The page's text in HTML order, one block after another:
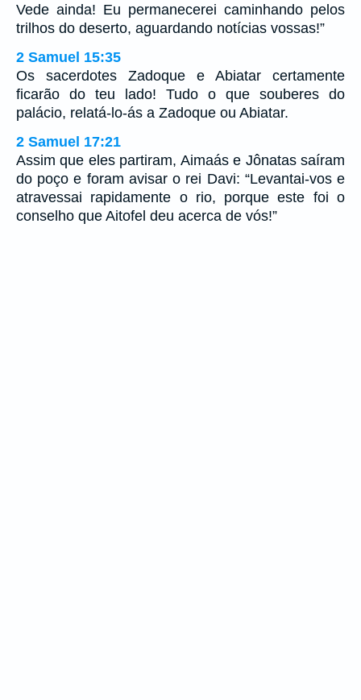
Vede ainda! Eu permanecerei caminhando pelos
trilhos do deserto, aguardando notícias vossas!”
2 Samuel 15:35
Os sacerdotes Zadoque e Abiatar certamente
ficarão do teu lado! Tudo o que souberes do
palácio, relatá-lo-ás a Zadoque ou Abiatar.
2 Samuel 17:21
Assim que eles partiram, Aimaás e Jônatas saíram
do poço e foram avisar o rei Davi: “Levantai-vos e
atravessai rapidamente o rio, porque este foi o
conselho que Aitofel deu acerca de vós!”